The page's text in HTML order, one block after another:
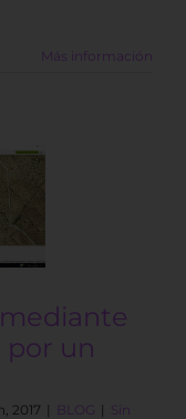
Más información
por un
2017 | BLOG | Sin